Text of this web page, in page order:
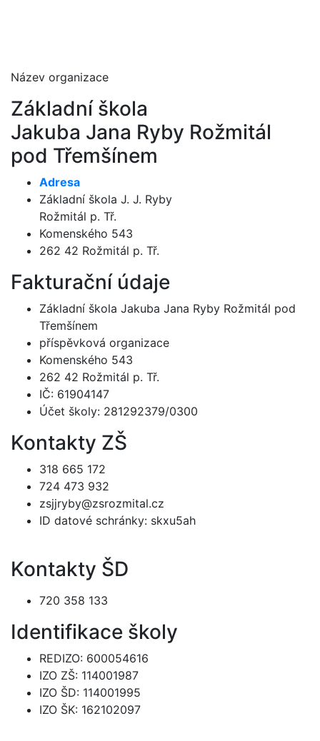
Název organizace
Základní škola
Jakuba Jana Ryby Rožmitál
pod Třemšínem
Adresa
Základní škola J. J. Ryby
Rožmitál p. Tř.
Komenského 543
262 42 Rožmitál p. Tř.
Fakturační údaje
Základní škola Jakuba Jana Ryby Rožmitál pod
Třemšínem
příspěvková organizace
Komenského 543
262 42 Rožmitál p. Tř.
IČ: 61904147
Účet školy: 281292379/0300
Kontakty ZŠ
318 665 172
724 473 932
zsjjryby@zsrozmital.cz
ID datové schránky: skxu5ah
Kontakty ŠD
720 358 133
Identifikace školy
REDIZO: 600054616
IZO ZŠ: 114001987
IZO ŠD: 114001995
IZO ŠK: 162102097